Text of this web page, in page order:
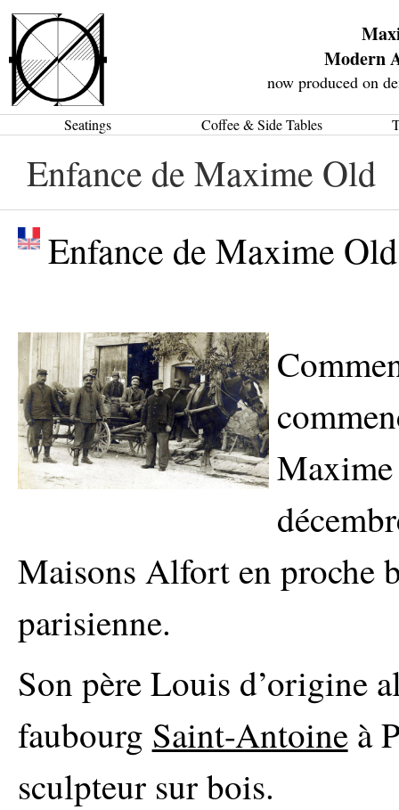
Modern
now produced on
Seatings Coffee & Side Tables
Enfance de Maxime Old
Enfance de Maxime
Maisons Alfort en proche
parisienne.
Son père Louis d’origine
faubourg Saint-Antoineà
sculpteur sur bois.